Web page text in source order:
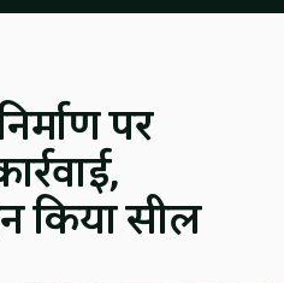
पर
किया सील